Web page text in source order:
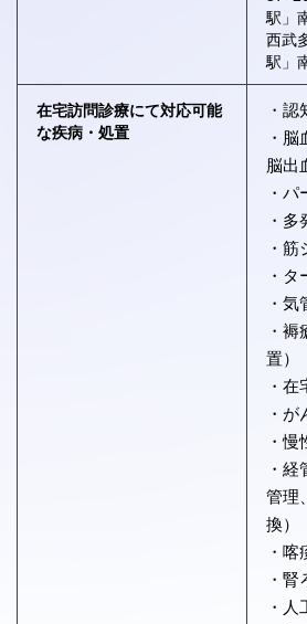
駅」
西武
駅」
在宅訪問診療にて対応可能
な疾病・処置
・認
・脳
脳出
・
・
・
・
・
・
置）
・
・
・
・経
管理
換）
・喀
・
・